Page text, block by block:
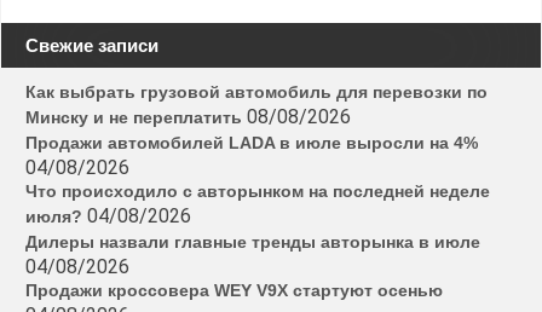
Свежие записи
Как выбрать грузовой автомобиль для перевозки по
Минску и не переплатить 08/08/2026
Продажи автомобилей LADA в июле выросли на 4%
04/08/2026
Что происходило с авторынком на последней неделе
июля? 04/08/2026
Дилеры назвали главные тренды авторынка в июле
04/08/2026
Продажи кроссовера WEY V9X стартуют осенью